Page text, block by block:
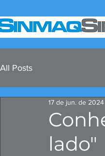
All Posts
lado"
17 de jun. de 2024